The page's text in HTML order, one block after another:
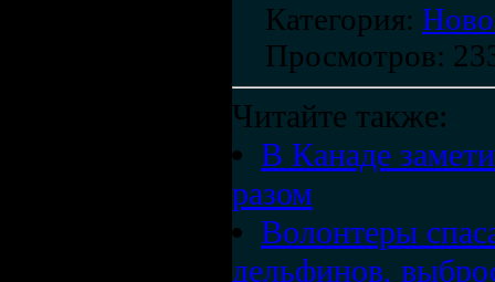
Категория:
Просмотров:
Читайте также:
В Канаде
разом
Волонтеры
дельфинов,